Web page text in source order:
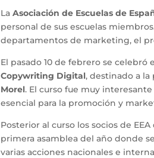
LaAsociación de Escuelas de
personal de sus escuelas
departamentos de marketing, el
El pasado 10 de febrero se
Copywriting Digital, destinado a la
Morel. El curso fue muy
esencial para la promoción y
Posterior al curso los socios de
primera asamblea del año donde
varias acciones nacionales e